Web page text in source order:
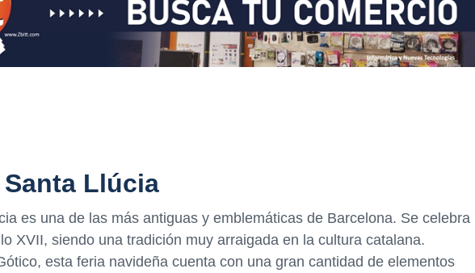
Llúcia
es una de las más antiguas y emblemáticas de Barcelona. Se celebra
XVII, siendo una tradición muy arraigada en la cultura catalana.
esta feria navideña cuenta con una gran cantidad de elementos